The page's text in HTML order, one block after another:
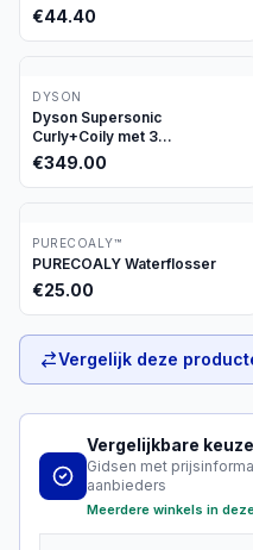
€44.40
DYSON
Dyson Supersonic
Curly+Coily met 3
opzetstukken
€349.00
PURECOALY™
PURECOALY Waterflosser
€25.00
Vergelijk deze
Vergelijkbare
Gidsen met
aanbieders
Meerdere winkels in